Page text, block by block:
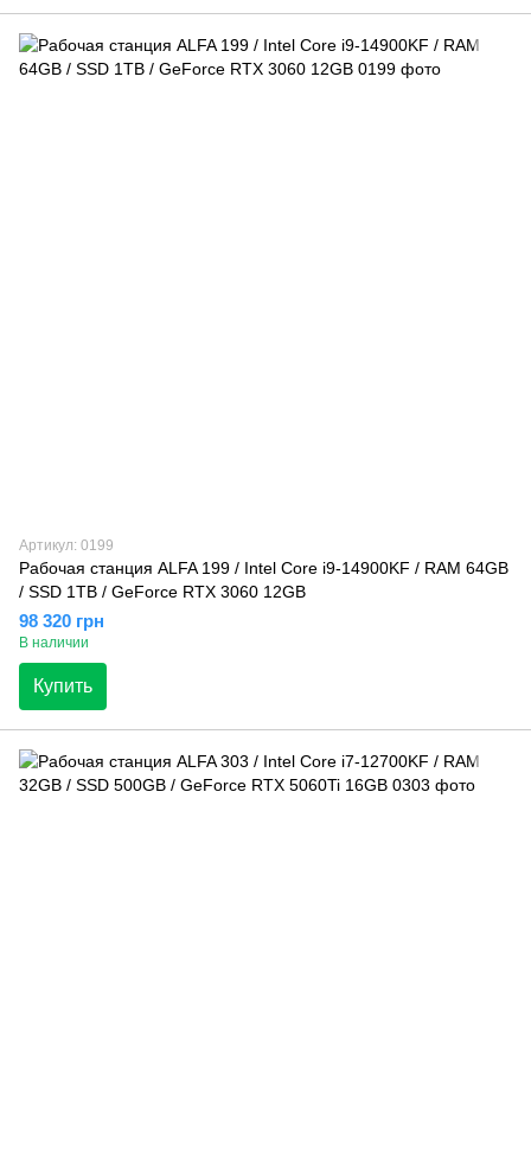
Артикул: 0199
Рабочая станция ALFA 199 / Intel Core i9-14900KF / RAM 64GB
/ SSD 1TB / GeForce RTX 3060 12GB
98 320 грн
В наличии
Купить